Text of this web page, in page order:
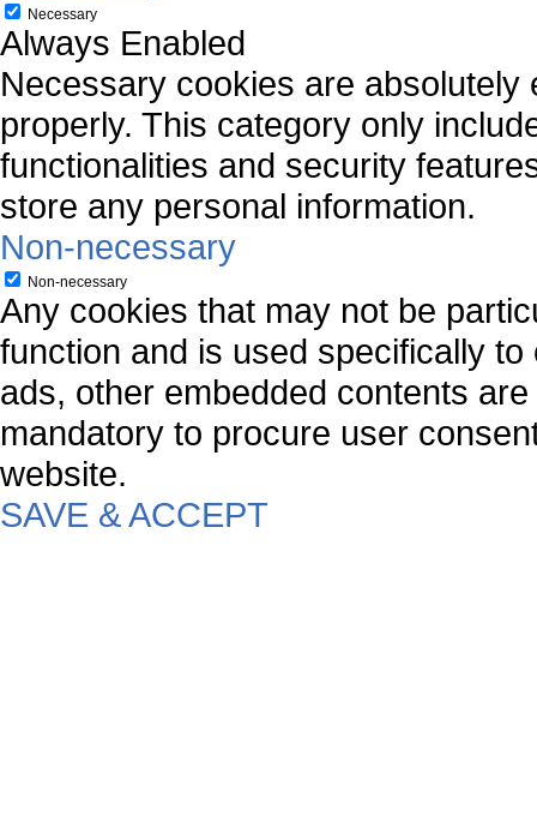
Necessary
Always Enabled
Necessary cookies are
properly. This category only
functionalities and security
store any personal information.
Non-necessary
Non-necessary
Any cookies that may not be
function and is used specifically
ads, other embedded contents
mandatory to procure user
website.
SAVE & ACCEPT